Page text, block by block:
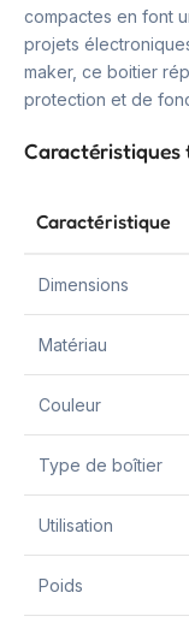
compactes en font
projets
maker, ce boitier
protection et de
Caractéristiques
Caractéristique
Dimensions
Matériau
Couleur
Type de boîtier
Utilisation
Poids